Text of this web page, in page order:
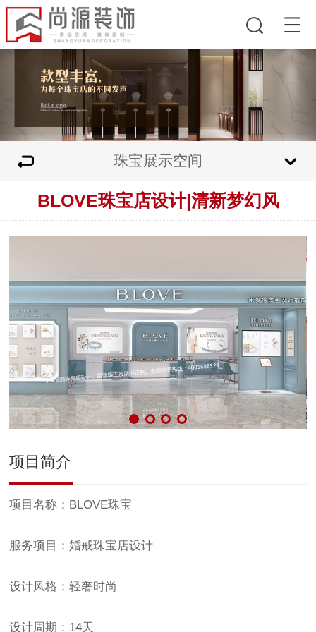
珠宝展示空间
BLOVE珠宝店设计|清新梦幻风
项目简介
项目名称：BLOVE珠宝
服务项目：婚戒珠宝店设计
设计风格：轻奢时尚
设计周期：14天